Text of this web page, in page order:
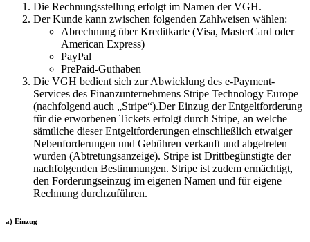
Die Rechnungsstellung erfolgt im Namen der VGH.
Der Kunde kann zwischen folgenden Zahlweisen wählen:
Abrechnung über Kreditkarte (Visa, MasterCard oder
American Express)
PayPal
PrePaid-Guthaben
Die VGH bedient sich zur Abwicklung des e-Payment-
Services des Finanzunternehmens Stripe Technology Europe
(nachfolgend auch „Stripe“).Der Einzug der Entgeltforderung
für die erworbenen Tickets erfolgt durch Stripe, an welche
sämtliche dieser Entgeltforderungen einschließlich etwaiger
Nebenforderungen und Gebühren verkauft und abgetreten
wurden (Abtretungsanzeige). Stripe ist Drittbegünstigte der
nachfolgenden Bestimmungen. Stripe ist zudem ermächtigt,
den Forderungseinzug im eigenen Namen und für eigene
Rechnung durchzuführen.
a) Einzug